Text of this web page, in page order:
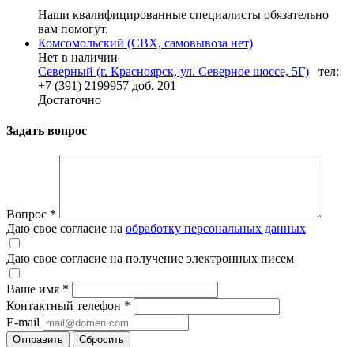
Наши квалифицированные специалисты обязательно
вам помогут.
Комсомольский (СВХ, самовывоза нет)
Нет в наличии
Северный (г. Красноярск, ул. Северное шоссе, 5Г)
тел:
+7 (391) 2199957 доб. 201
Достаточно
Задать вопрос
Вопрос *
Даю свое согласие на обработку персональных данных
Даю свое согласие на получение электронных писем
Ваше имя *
Контактный телефон *
E-mail
Отправить Сбросить